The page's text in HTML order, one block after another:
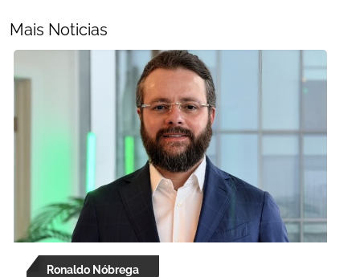
Mais Noticias
Ronaldo Nóbrega